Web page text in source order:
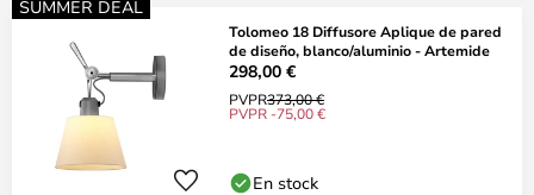
SUMMER DEAL
Tolomeo 18 Diffusore Aplique de pared
de diseño, blanco/aluminio - Artemide
298,00 €
PVPR373,00 €
PVPR -75,00 €
En stock